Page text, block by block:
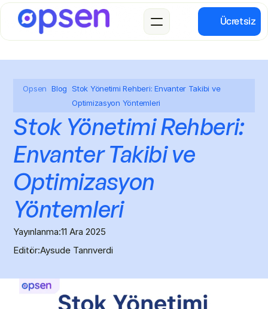
Ücretsiz
Opsen Blog
Stok Yönetimi Rehberi: Envanter Takibi ve
Optimizasyon Yöntemleri
Stok Yönetimi Rehberi:
Envanter Takibi ve
Optimizasyon
Yöntemleri
Yayınlanma:11 Ara 2025
Editör:Aysude Tanrıverdi